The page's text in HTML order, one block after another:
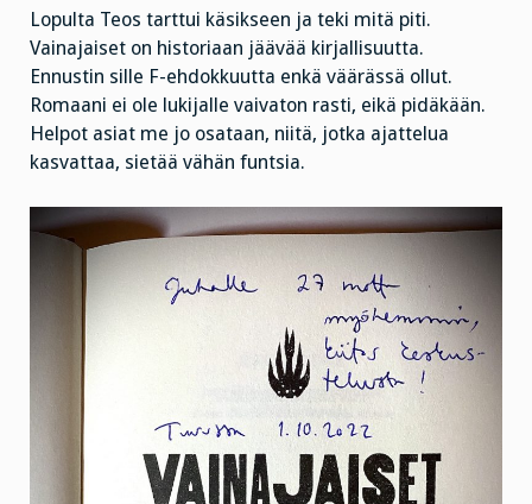
Lopulta Teos tarttui käsikseen ja teki mitä piti.
Vainajaiset on historiaan jäävää kirjallisuutta.
Ennustin sille F-ehdokkuutta enkä väärässä ollut.
Romaani ei ole lukijalle vaivaton rasti, eikä pidäkään.
Helpot asiat me jo osataan, niitä, jotka ajattelua
kasvattaa, sietää vähän funtsia.